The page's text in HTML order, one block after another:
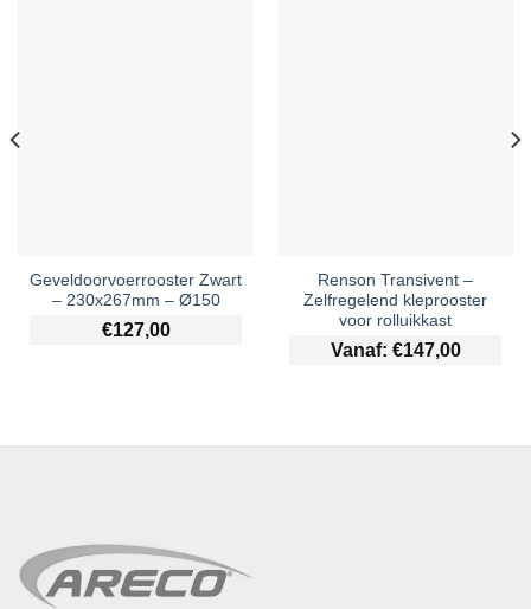
Geveldoorvoerrooster Zwart
– 230x267mm – Ø150
€127,00
Renson Transivent –
Zelfregelend kleprooster
voor rolluikkast
Vanaf: €147,00